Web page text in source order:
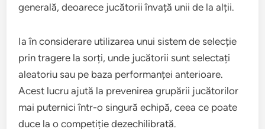
generală, deoarece jucătorii învață unii de la alții.
Ia în considerare utilizarea unui sistem de selecție
prin tragere la sorți, unde jucătorii sunt selectați
aleatoriu sau pe baza performanței anterioare.
Acest lucru ajută la prevenirea grupării jucătorilor
mai puternici într-o singură echipă, ceea ce poate
duce la o competiție dezechilibrată.